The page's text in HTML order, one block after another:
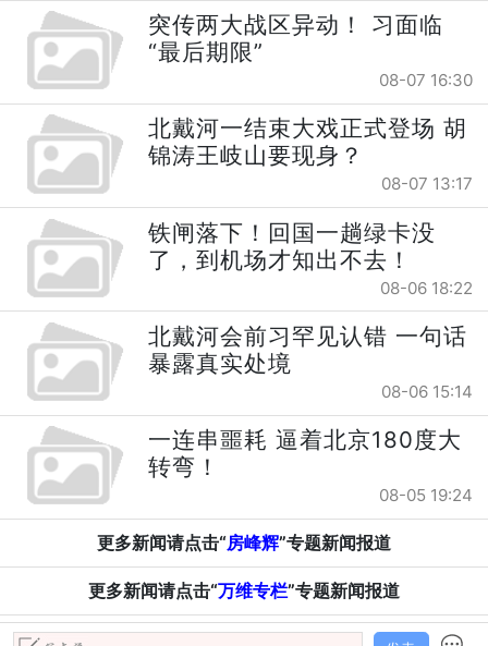
突传两大战区异动！ 习面临
“最后期限”
08-07 16:30
北戴河一结束大戏正式登场 胡
锦涛王岐山要现身？
08-07 13:17
铁闸落下！回国一趟绿卡没
了，到机场才知出不去！
08-06 18:22
北戴河会前习罕见认错 一句话
暴露真实处境
08-06 15:14
一连串噩耗 逼着北京180度大
转弯！
08-05 19:24
更多新闻请点击“房峰辉”专题新闻报道
更多新闻请点击“万维专栏”专题新闻报道